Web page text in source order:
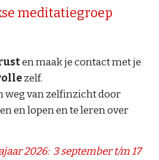
meditatiegroep
en maak je contact met je
zelf.
weg van zelfinzicht door
en lopen en te leren over
2026: 3 september t/m 17